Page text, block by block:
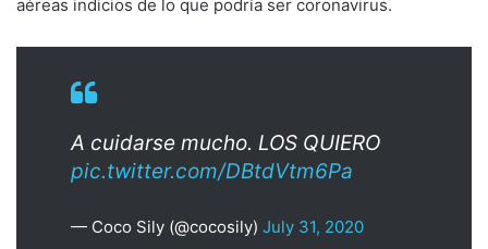
aéreas indicios de lo que podría ser coronavirus.
A cuidarse mucho. LOS QUIERO
pic.twitter.com/DBtdVtm6Pa
— Coco Sily (@cocosily) July 31, 2020